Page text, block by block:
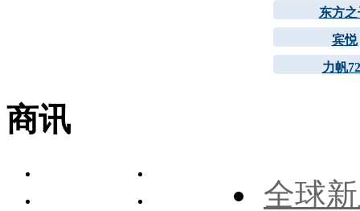
东方之
宾悦
力帆
商讯
全球